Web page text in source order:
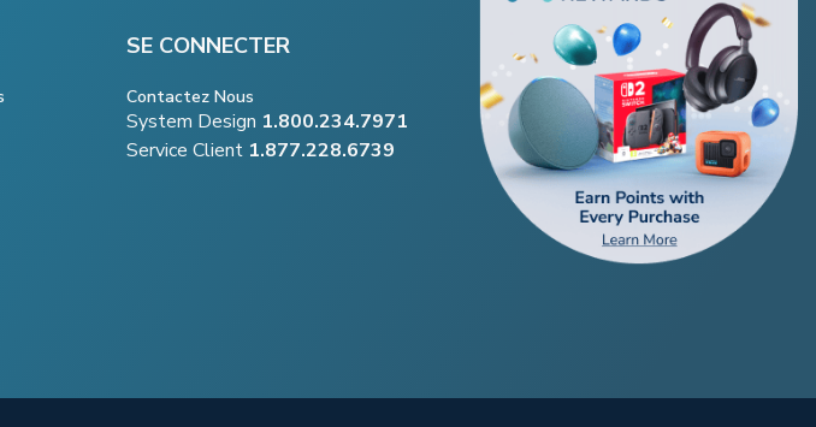
SE CONNECTER
Contactez Nous
System Design 1.800.234.7971
Service Client 1.877.228.6739